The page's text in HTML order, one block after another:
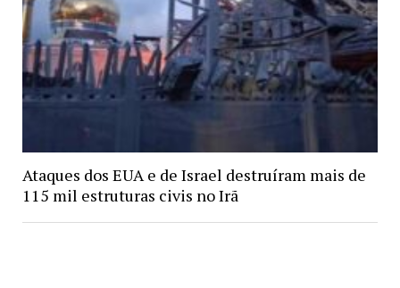
Ataques dos EUA e de Israel destruíram mais de
115 mil estruturas civis no Irã